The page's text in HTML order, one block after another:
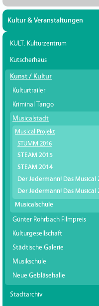
Kultur & Veranstaltungen
KULT. Kulturzentrum
Kutscherhaus
Kunst / Kultur
Kulturtrailer
Kriminal Tango
Musicalstadt
Musical Projekt
STUMM 2016
STEAM 2015
STEAM 2014
Der Jedermann! Das Musical
Der Jedermann! Das Musical
Musicalschule
Günter Rohrbach Filmpreis
Kulturgesellschaft
Städtische Galerie
Musikschule
Neue Gebläsehalle
Stadtarchiv